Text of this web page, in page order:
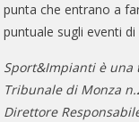
punta che entrano a
puntuale sugli eventi
Sport&Impianti è
Tribunale di Monza
Direttore